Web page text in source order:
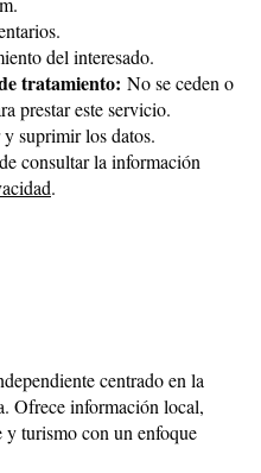
del interesado.
tratamiento: No se ceden o
prestar este servicio.
suprimir los datos.
consultar la información
.
centrado en la
Ofrece información local,
y turismo con un enfoque